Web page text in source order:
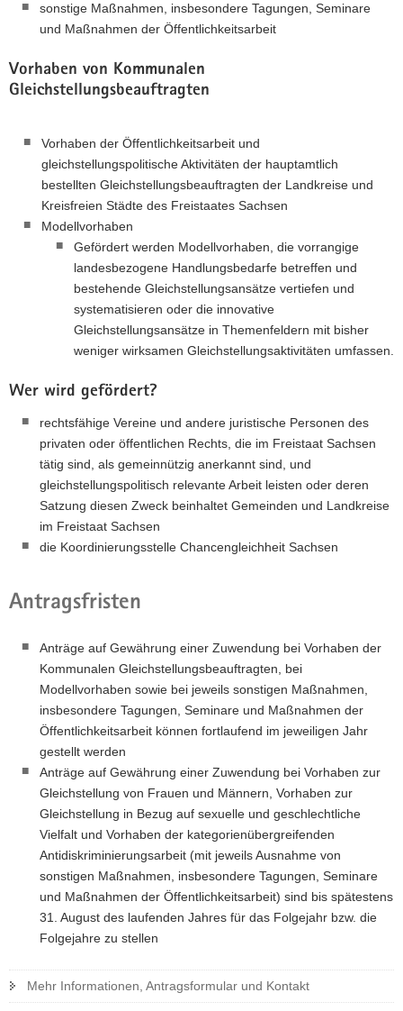
sonstige Maßnahmen, insbesondere Tagungen, Seminare
und Maßnahmen der Öffentlichkeitsarbeit
Vorhaben von Kommunalen
Gleichstellungsbeauftragten
Vorhaben der Öffentlichkeitsarbeit und
gleichstellungspolitische Aktivitäten der hauptamtlich
bestellten Gleichstellungsbeauftragten der Landkreise und
Kreisfreien Städte des Freistaates Sachsen
Modellvorhaben
Gefördert werden Modellvorhaben, die vorrangige
landesbezogene Handlungsbedarfe betreffen und
bestehende Gleichstellungsansätze vertiefen und
systematisieren oder die innovative
Gleichstellungsansätze in Themenfeldern mit bisher
weniger wirksamen Gleichstellungsaktivitäten umfassen.
Wer wird gefördert?
rechtsfähige Vereine und andere juristische Personen des
privaten oder öffentlichen Rechts, die im Freistaat Sachsen
tätig sind, als gemeinnützig anerkannt sind, und
gleichstellungspolitisch relevante Arbeit leisten oder deren
Satzung diesen Zweck beinhaltet Gemeinden und Landkreise
im Freistaat Sachsen
die Koordinierungsstelle Chancengleichheit Sachsen
Antragsfristen
Anträge auf Gewährung einer Zuwendung bei Vorhaben der
Kommunalen Gleichstellungsbeauftragten, bei
Modellvorhaben sowie bei jeweils sonstigen Maßnahmen,
insbesondere Tagungen, Seminare und Maßnahmen der
Öffentlichkeitsarbeit können fortlaufend im jeweiligen Jahr
gestellt werden
Anträge auf Gewährung einer Zuwendung bei Vorhaben zur
Gleichstellung von Frauen und Männern, Vorhaben zur
Gleichstellung in Bezug auf sexuelle und geschlechtliche
Vielfalt und Vorhaben der kategorienübergreifenden
Antidiskriminierungsarbeit (mit jeweils Ausnahme von
sonstigen Maßnahmen, insbesondere Tagungen, Seminare
und Maßnahmen der Öffentlichkeitsarbeit) sind bis spätestens
31. August des laufenden Jahres für das Folgejahr bzw. die
Folgejahre zu stellen
Mehr Informationen, Antragsformular und Kontakt